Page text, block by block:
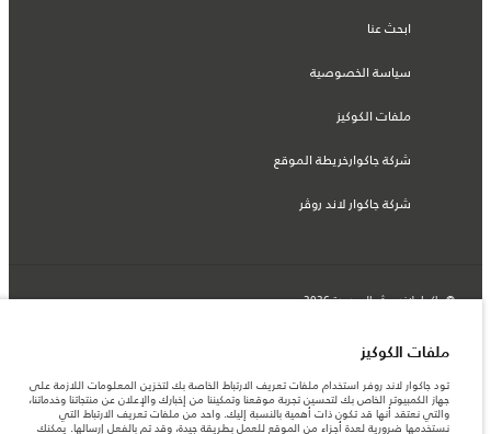
ابحث عنا
سياسة الخصوصية
ملفات الكوكيز
شركة جاكوارخريطة الموقع
شركة جاكوار لاند روڤر
© جاكوار لاند روڨر المحدودة 2026
لبنان, سعد وطراد
المعلومات والمواصفات والأسعار والألوان المذكورة على هذا الموقع قد تختلف من بلد إلى
آخر، كما أنّها قد تتغير بدون إشعار مسبق. الرجاء التواصل مع وكيلنا المحلي للتأكد من توفّرها
والتحقق من الأسعار.
الأرقام المقدمة هي نتيجة لاختبارات المصنع الرسمية وفقاً لتشريعات الاتحاد الأوروبي. قد
ملفات الكوكيز
تود جاكوار لاند روفر استخدام ملفات تعريف الارتباط الخاصة بك لتخزين المعلومات اللازمة على
جهاز الكمبيوتر الخاص بك لتحسين تجربة موقعنا وتمكيننا من إخبارك والإعلان عن منتجاتنا وخدماتنا،
والتي نعتقد أنها قد تكون ذات أهمية بالنسبة إليك. واحد من ملفات تعريف الارتباط التي
نستخدمها ضرورية لعدة أجزاء من الموقع للعمل بطريقة جيدة، وقد تم بالفعل إرسالها. يمكنك